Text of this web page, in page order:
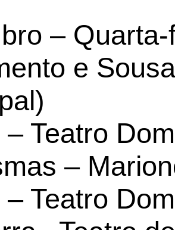
–
e
– Teatro
–
Teatro